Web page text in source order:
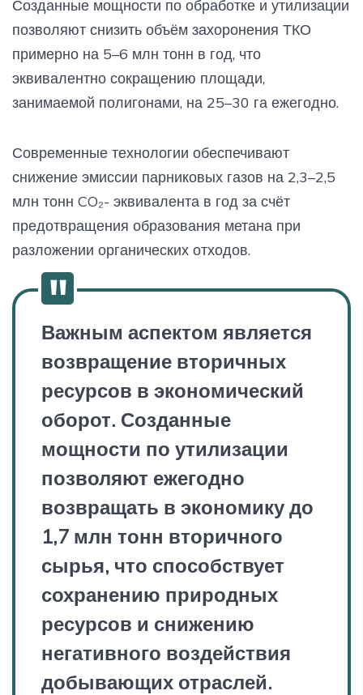
Созданные мощности по обработке и утилизации
позволяют снизить объём захоронения ТКО
примерно на 5–6 млн тонн в год, что
эквивалентно сокращению площади,
занимаемой полигонами, на 25–30 га ежегодно.
Современные технологии обеспечивают
снижение эмиссии парниковых газов на 2,3–2,5
млн тонн CO₂- эквивалента в год за счёт
предотвращения образования метана при
разложении органических отходов.
Важным аспектом является
возвращение вторичных
ресурсов в экономический
оборот. Созданные
мощности по утилизации
позволяют ежегодно
возвращать в экономику до
1,7 млн тонн вторичного
сырья, что способствует
сохранению природных
ресурсов и снижению
негативного воздействия
добывающих отраслей.